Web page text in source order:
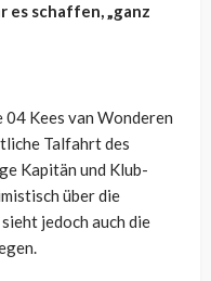
es schaffen, „ganz
04 Kees van Wonderen
Talfahrt des
Kapitän und Klub-
über die
jedoch auch die